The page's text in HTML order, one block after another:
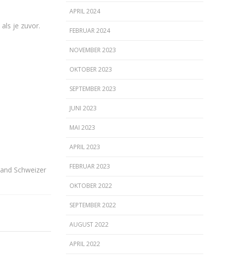
je zuvor.
Schweizer
APRIL 2024
FEBRUAR 2024
NOVEMBER 2023
OKTOBER 2023
SEPTEMBER 2023
JUNI 2023
MAI 2023
APRIL 2023
FEBRUAR 2023
OKTOBER 2022
SEPTEMBER 2022
AUGUST 2022
APRIL 2022